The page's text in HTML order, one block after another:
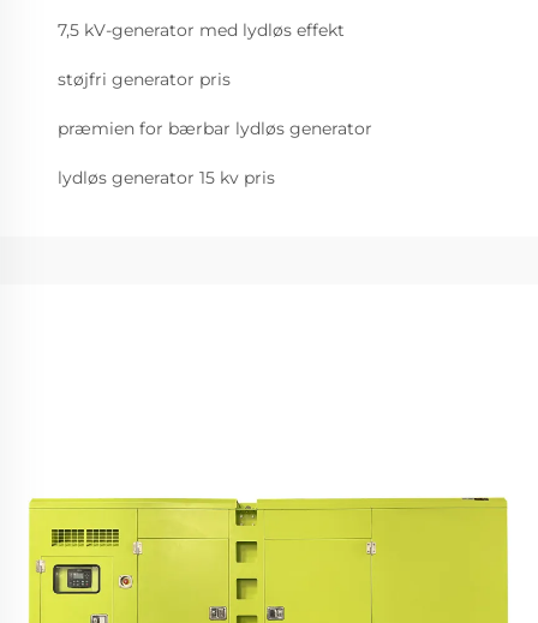
7,5 kV-generator med lydløs effekt
støjfri generator pris
præmien for bærbar lydløs generator
lydløs generator 15 kv pris